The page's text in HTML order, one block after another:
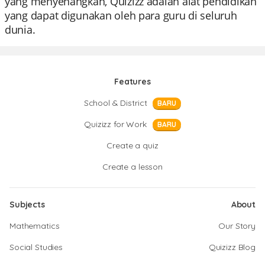
yang dapat digunakan oleh para guru di seluruh
dunia.
Features
School & District
BARU
Quizizz for Work BARU
Create a quiz
Create a lesson
Subjects
Mathematics
Social Studies
About
Our Story
Quizizz Blog